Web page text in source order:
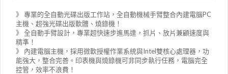
》 專業的全自動光碟出版工作站，全自動機械手臂整合內建電腦PC
主機、超強光碟出版軟體、燒錄機！
》 全自動手臂設計，專業超快速步進馬達，抓片、放片兼顧速度與
精準！
》 內建電腦主機，採用微軟授權作業系統與Intel雙核心處理器，功
能強大，整合完善。印表機與燒錄機可非同步執行任務，電腦完全
控管，效率不浪費！